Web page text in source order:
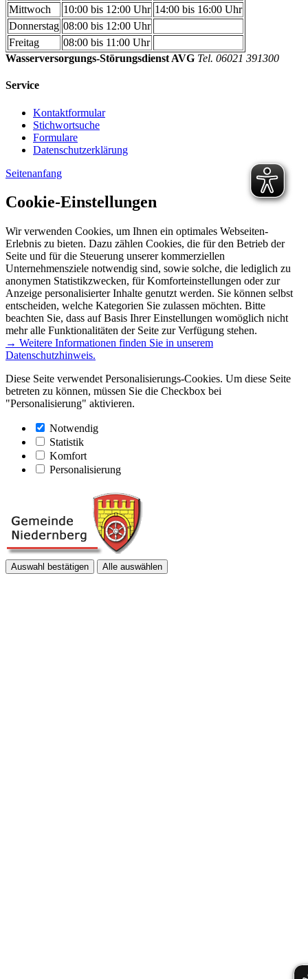
Mittwoch
10:00 bis 12:00 Uhr 14:00 bis 16:00 Uhr
Donnerstag 08:00 bis 12:00 Uhr
Freitag
08:00 bis 11:00 Uhr
Wasserversorgungs-Störungsdienst AVG Tel. 06021 391300
Service
Kontaktformular
Stichwortsuche
Formulare
Datenschutzerklärung
Seitenanfang
Cookie-Einstellungen
Wir verwenden Cookies, um Ihnen ein optimales Webseiten-
Erlebnis zu bieten. Dazu zählen Cookies, die für den Betrieb der
Seite und für die Steuerung unserer kommerziellen
Unternehmensziele notwendig sind, sowie solche, die lediglich zu
anonymen Statistikzwecken, für Komforteinstellungen oder zur
Anzeige personalisierter Inhalte genutzt werden. Sie können selbst
entscheiden, welche Kategorien Sie zulassen möchten. Bitte
beachten Sie, dass auf Basis Ihrer Einstellungen womöglich nicht
mehr alle Funktionalitäten der Seite zur Verfügung stehen.
→ Weitere Informationen finden Sie in unserem
Datenschutzhinweis.
Diese Seite verwendet Personalisierungs-Cookies. Um diese Seite
betreten zu können, müssen Sie die Checkbox bei
"Personalisierung" aktivieren.
Notwendig
Statistik
Komfort
Personalisierung
Auswahl bestätigen Alle auswählen